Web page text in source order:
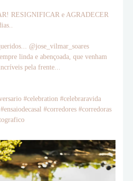
RESIGNIFICAR e AGRADECER
@jose_vilmar_soares
linda e abençoada, que venham
pela frente...
#celebration #celebraravida
#corredores #corredoras